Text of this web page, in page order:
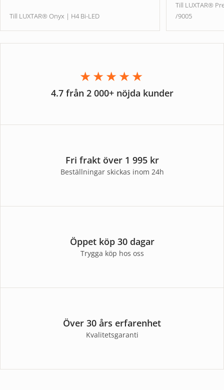
Till LUXTAR® Onyx | H4 Bi-LED
Till LUXTAR®
/9005
★★★★★
4.7 från 2 000+ nöjda kunder
Fri frakt över 1 995 kr
Beställningar skickas inom 24h
Öppet köp 30 dagar
Trygga köp hos oss
Över 30 års erfarenhet
Kvalitetsgaranti